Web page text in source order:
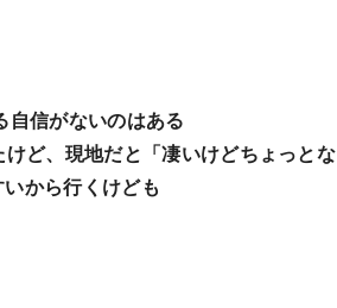
自信がないのはある
ど、現地だと「凄いけどちょっとな
から行くけども